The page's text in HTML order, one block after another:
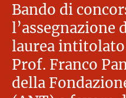
Bando di
l’assegnazione
laurea
Prof. Franco
della